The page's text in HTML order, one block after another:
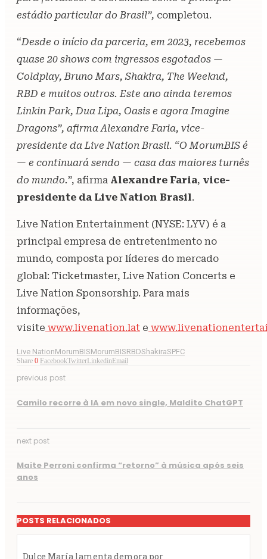
estádio particular do Brasil”, completou.
“Desde o início da parceria, em 2023, recebemos
quase 20 shows com ingressos esgotados —
Coldplay, Bruno Mars, Shakira, The Weeknd,
RBD e muitos outros. Este ano ainda teremos
Linkin Park, Dua Lipa, Oasis e agora Imagine
Dragons”, afirma Alexandre Faria, vice-
presidente da Live Nation Brasil. “O MorumBIS é
— e continuará sendo — casa das maiores turnês
do mundo.”, afirma Alexandre Faria, vice-
presidente da Live Nation Brasil.
Live Nation Entertainment (NYSE: LYV) é a
principal empresa de entretenimento no
mundo, composta por líderes do mercado
global: Ticketmaster, Live Nation Concerts e
Live Nation Sponsorship. Para mais
informações,
visite www.livenation.lat e
Live NationMorumBISMorumBISRBDShakiraSPFC
Share 0 FacebookTwitter Linkedin Email
previous post
Camilo recorre à IA em novo single, Maldito ChatGPT
next post
Maite Perroni confirma “retorno” à música após seis
anos
POSTS RELACIONADOS
Dulce María lamenta demora por